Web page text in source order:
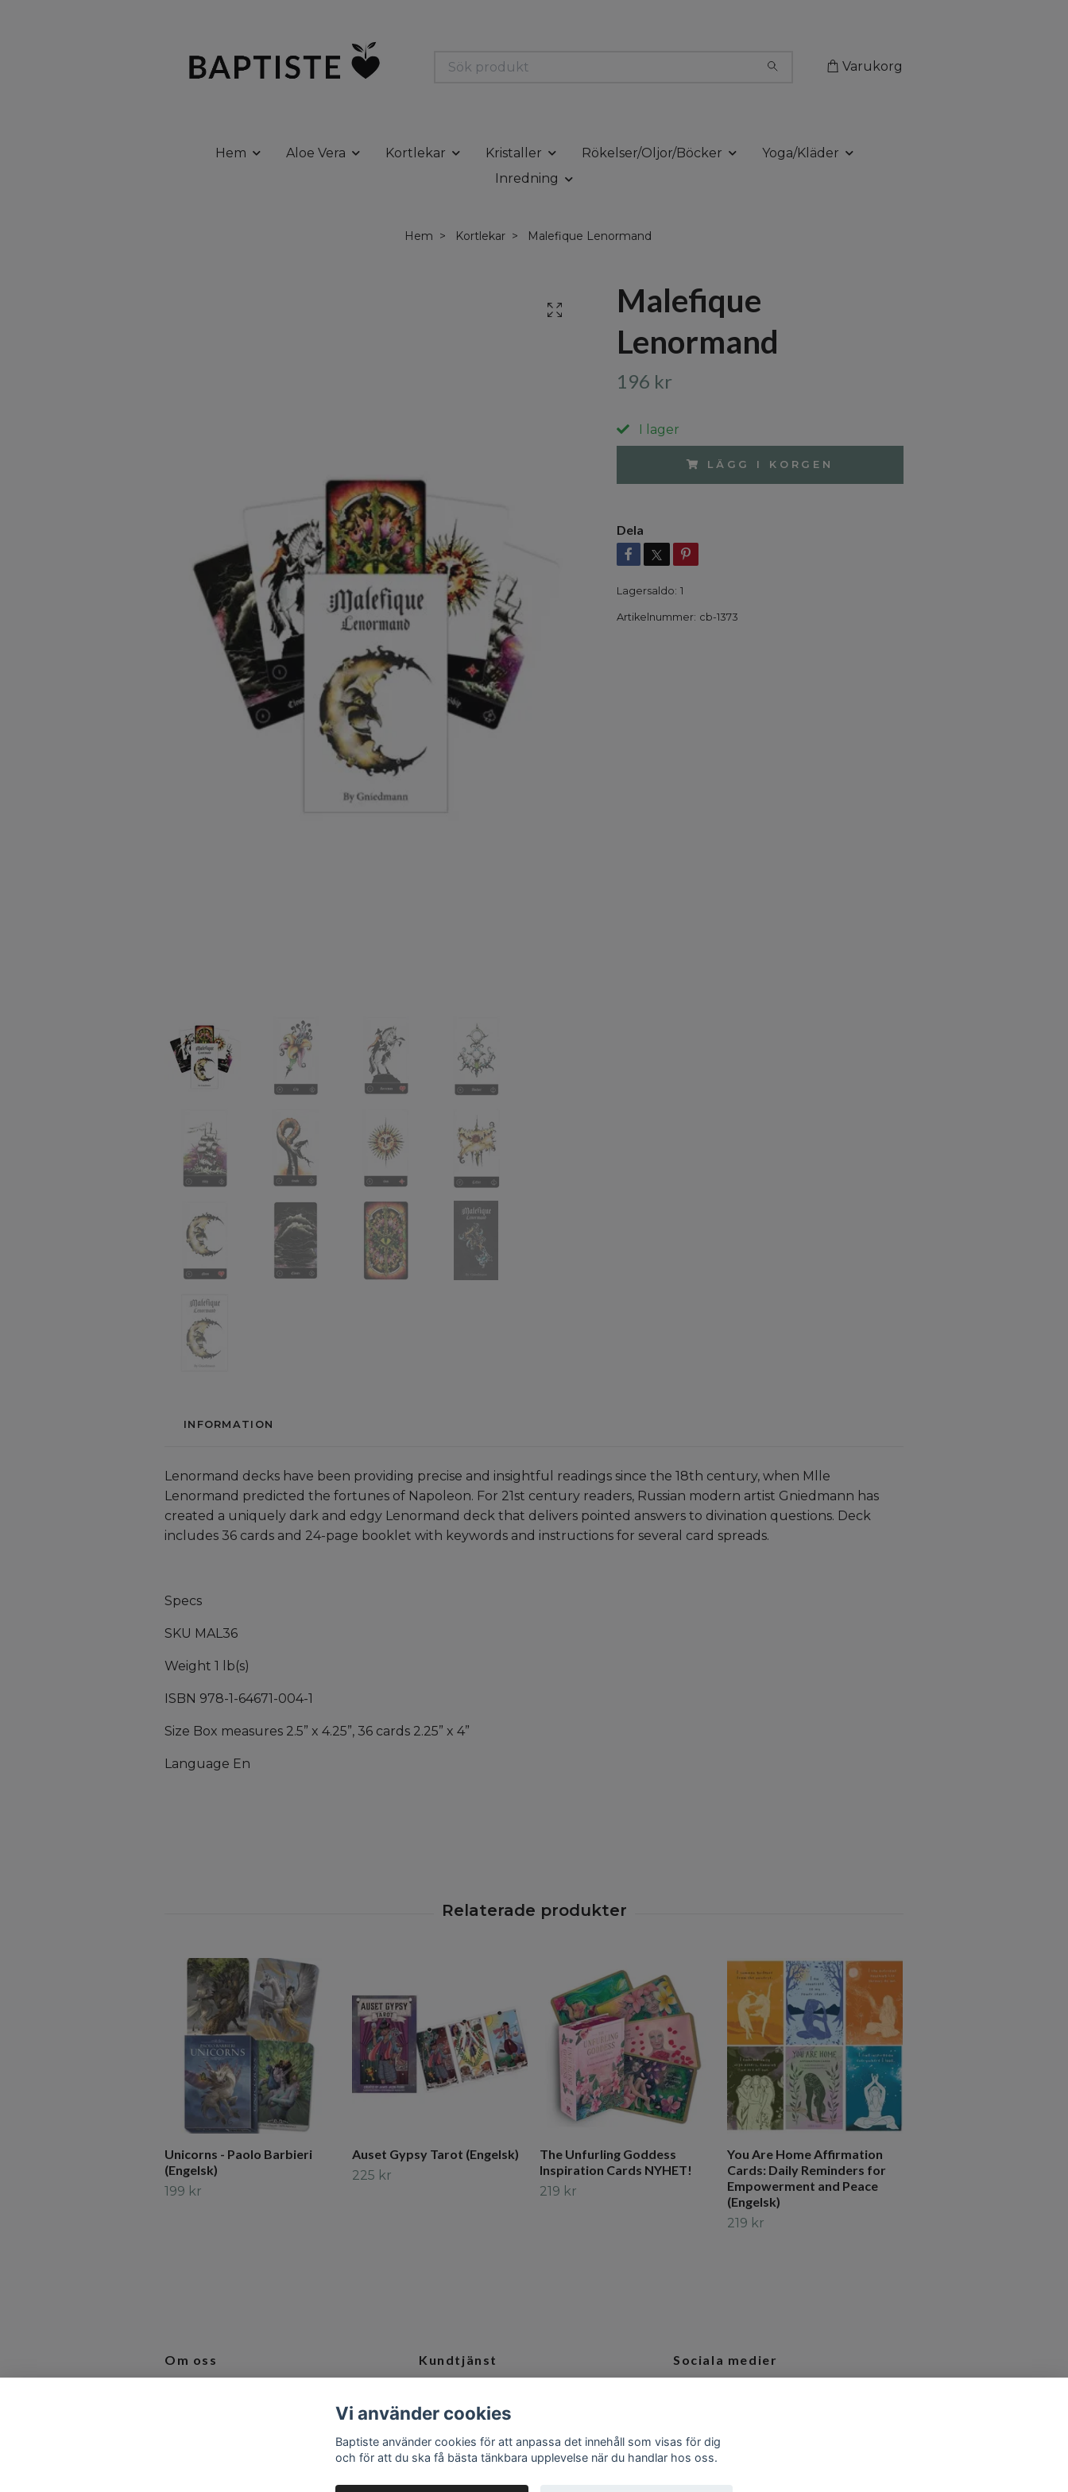
Varukorg
Hem Aloe Vera Kortlekar Kristaller Rökelser/Oljor/Böcker
Yoga/Kläder
Inredning
Hem Kortlekar Malefique Lenormand
Malefique
Lenormand
196 kr
I lager
LÄGG I KORGEN
Dela
Lagersaldo: 1
Artikelnummer: cb-1373
INFORMATION
Lenormand decks have been providing precise and insightful readings since the 18th century, when Mlle
Lenormand predicted the fortunes of Napoleon. For 21st century readers, Russian modern artist Gniedmann has
created a uniquely dark and edgy Lenormand deck that delivers pointed answers to divination questions. Deck
includes 36 cards and 24-page booklet with keywords and instructions for several card spreads.
Specs
SKU MAL36
Weight 1 lb(s)
ISBN 978-1-64671-004-1
Size Box measures 2.5” x 4.25”, 36 cards 2.25” x 4”
Language En
Unicorns - Paolo Barbieri
(Engelsk)
199 kr
Auset Gypsy Tarot (Engelsk)
225 kr
The Unfurling Goddess
Inspiration Cards NYHET!
219 kr
You Are Home Affirmation
Cards: Daily Reminders for
Empowerment and Peace
(Engelsk)
219 kr
Om oss Kundtjänst
info@camillabaptiste.se
Sociala medier
Vi använder cookies
Baptiste använder cookies för att anpassa det innehåll som visas för dig
och för att du ska få bästa tänkbara upplevelse när du handlar hos oss.